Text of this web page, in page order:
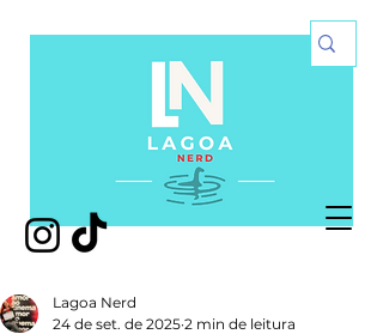
Lagoa Nerd
24 de set. de 2025 2 min de leitura